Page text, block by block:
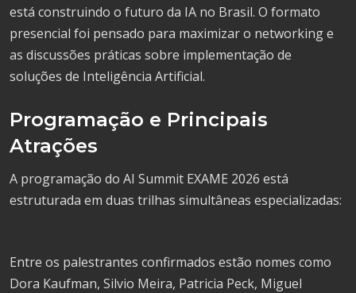
está construindo o futuro da IA no Brasil. O formato
presencial foi pensado para maximizar o networking e
as discussões práticas sobre implementação de
soluções de Inteligência Artificial.
Programação e Principais
Atrações
A programação do AI Summit EXAME 2026 está
estruturada em duas trilhas simultâneas especializadas:
Entre os palestrantes confirmados estão nomes como
Dora Kaufman, Silvio Meira, Patricia Peck, Miguel